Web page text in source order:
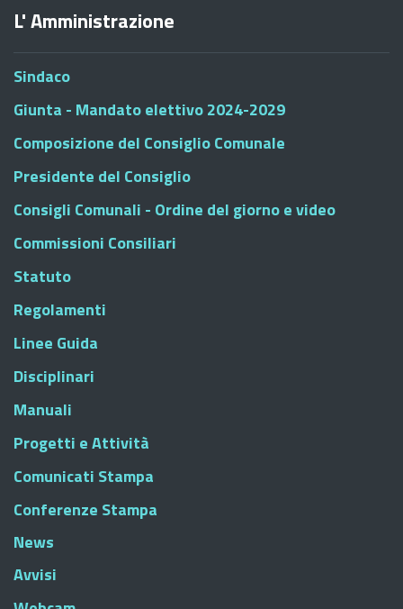
L' Amministrazione
Sindaco
Giunta - Mandato elettivo 2024-2029
Composizione del Consiglio Comunale
Presidente del Consiglio
Consigli Comunali - Ordine del giorno e video
Commissioni Consiliari
Statuto
Regolamenti
Linee Guida
Disciplinari
Manuali
Progetti e Attività
Comunicati Stampa
Conferenze Stampa
News
Avvisi